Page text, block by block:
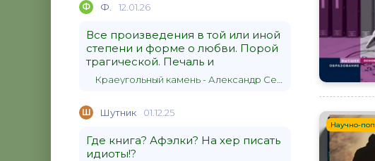
Ф Ф. 12.01.26
Все произведения в той или иной
степени и форме о любви. Порой
трагической. Печаль и
Ш Шутник 01.12.25
Где книга? Афэлки? На хер писать
идиоты!?
Научно-